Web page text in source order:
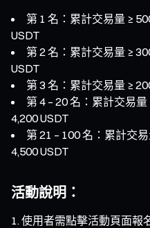
第 1 名：累計交易量 ≥
USDT
第 2 名：累計交易量 ≥
USDT
第 3 名：累計交易量 ≥
第 4 – 20 名：累計交易
4,200 USDT
第 21 – 100 名：累計交
4,500 USDT
活動說明：
使用者需點擊活動頁面報